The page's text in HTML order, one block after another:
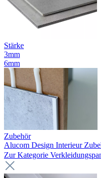
Stärke
3mm
6mm
Zubehör
Alucom Design Interieur
Zur Kategorie